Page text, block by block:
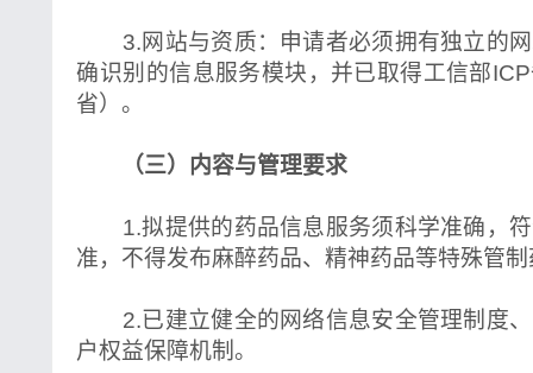
3.网站与资质：申请者必须拥有独立的网
确识别的信息服务模块，并已取得工信部
省）。
（三）内容与管理要求
1.拟提供的药品信息服务须科学准确，符
准，不得发布麻醉药品、精神药品等特殊管
2.已建立健全的网络信息安全管理制度、
户权益保障机制。